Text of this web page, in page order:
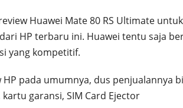
Huawei Mate 80 RS Ultimate
HP terbaru ini. Huawei tentu saja
yang kompetitif.
pada umumnya, dus penjualannya
garansi, SIM Card Ejector